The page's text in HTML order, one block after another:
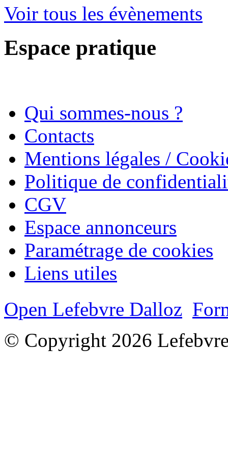
Voir tous les évènements
Espace pratique
Qui sommes-nous ?
Contacts
Mentions légales /
Politique de
CGV
Espace annonceurs
Paramétrage de cookies
Liens utiles
Open Lefebvre Dalloz
© Copyright 2026